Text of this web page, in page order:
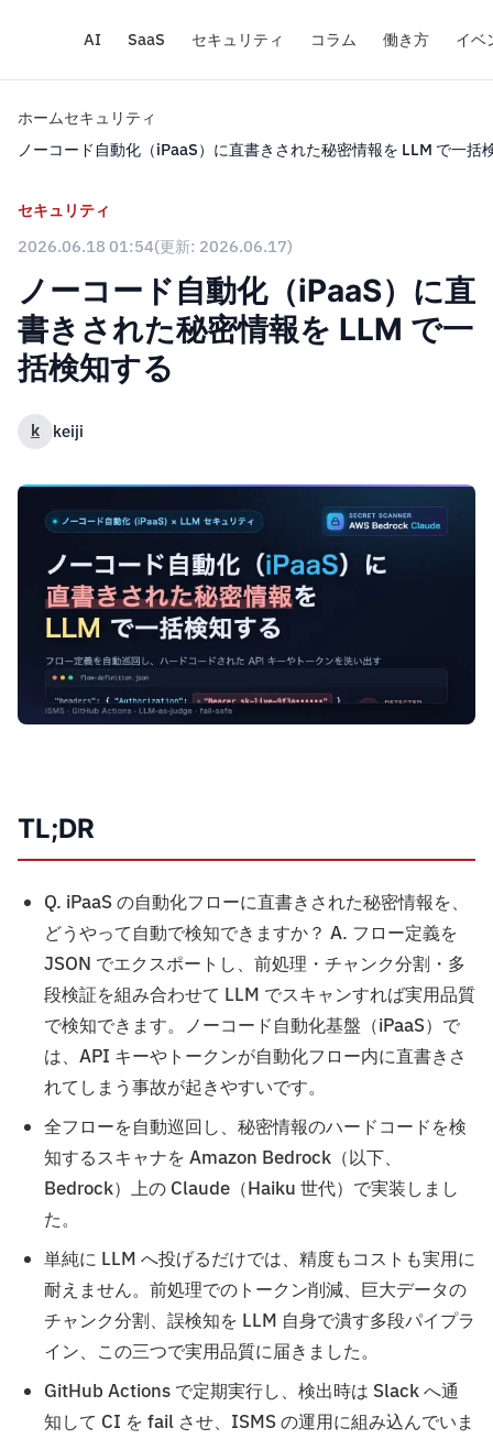
AI SaaS セキュリティ コラム 働き方 イベ
ホームセキュリティ
ノーコード自動化（iPaaS）に直書きされた秘密情報を LLM で一括
セキュリティ
2026.06.18 01:54(更新: 2026.06.17)
ノーコード自動化（iPaaS）に直
書きされた秘密情報を LLM で一
括検知する
k keiji
TL;DR
Q. iPaaS の自動化フローに直書きされた秘密情報を、
どうやって自動で検知できますか？ A. フロー定義を
JSON でエクスポートし、前処理・チャンク分割・多
段検証を組み合わせて LLM でスキャンすれば実用品質
で検知できます。ノーコード自動化基盤（iPaaS）で
は、API キーやトークンが自動化フロー内に直書きさ
れてしまう事故が起きやすいです。
全フローを自動巡回し、秘密情報のハードコードを検
知するスキャナを Amazon Bedrock（以下、
Bedrock）上の Claude（Haiku 世代）で実装しまし
た。
単純に LLM へ投げるだけでは、精度もコストも実用に
耐えません。前処理でのトークン削減、巨大データの
チャンク分割、誤検知を LLM 自身で潰す多段パイプラ
イン、この三つで実用品質に届きました。
GitHub Actions で定期実行し、検出時は Slack へ通
知して CI を fail させ、ISMS の運用に組み込んでいま